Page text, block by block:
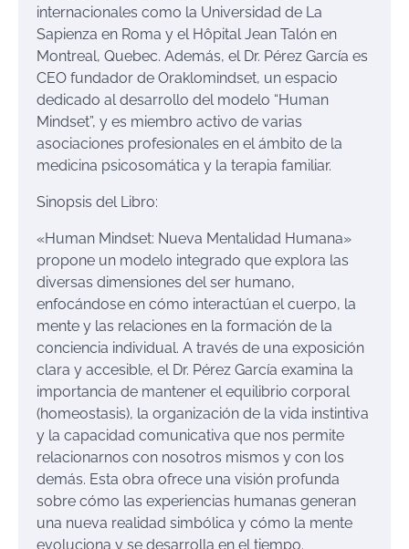
internacionales como la Universidad de La
Sapienza en Roma y el Hôpital Jean Talón en
Montreal, Quebec. Además, el Dr. Pérez García es
CEO fundador de Oraklomindset, un espacio
dedicado al desarrollo del modelo “Human
Mindset”, y es miembro activo de varias
asociaciones profesionales en el ámbito de la
medicina psicosomática y la terapia familiar.
Sinopsis del Libro:
«Human Mindset: Nueva Mentalidad Humana»
propone un modelo integrado que explora las
diversas dimensiones del ser humano,
enfocándose en cómo interactúan el cuerpo, la
mente y las relaciones en la formación de la
conciencia individual. A través de una exposición
clara y accesible, el Dr. Pérez García examina la
importancia de mantener el equilibrio corporal
(homeostasis), la organización de la vida instintiva
y la capacidad comunicativa que nos permite
relacionarnos con nosotros mismos y con los
demás. Esta obra ofrece una visión profunda
sobre cómo las experiencias humanas generan
una nueva realidad simbólica y cómo la mente
evoluciona y se desarrolla en el tiempo.